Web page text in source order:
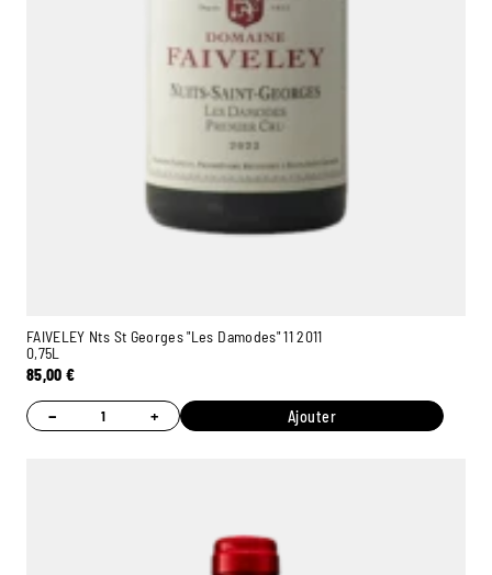
FAIVELEY Nts St Georges "Les Damodes" 11 2011
0,75L
85,00€
− + Ajouter